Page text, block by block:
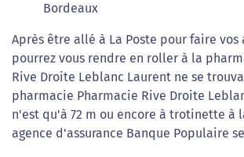
Bordeaux
Après être allé à La Poste pour faire vos
pourrez vous rendre en roller à la
Rive Droite Leblanc Laurent ne se
pharmacie Pharmacie Rive Droite
n'est qu'à 72 m ou encore à trotinette à
agence d'assurance Banque Populaire